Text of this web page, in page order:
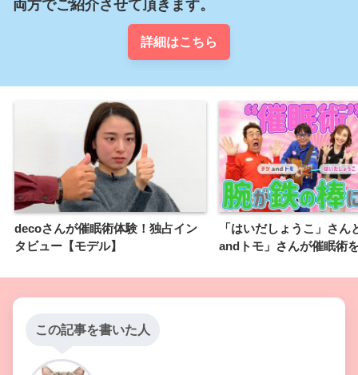
詳細はこちら
decoさんが催眠術体験！独占イン
タビュー【モデル】
「はいだしょうこ」さん
andトモ」さんが催眠術
この記事を書いた人